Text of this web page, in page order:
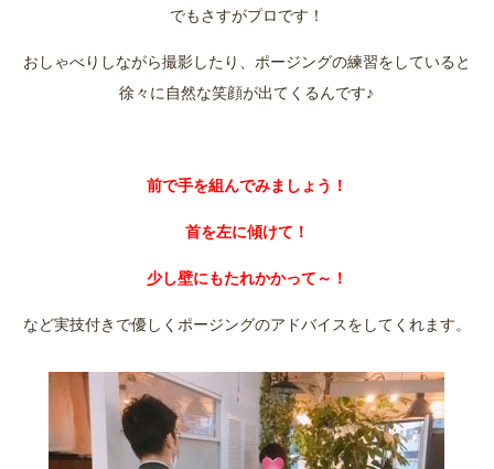
でもさすがプロです！
おしゃべりしながら撮影したり、ポージングの練習をしていると
徐々に自然な笑顔が出てくるんです♪
前で手を組んでみましょう！
首を左に傾けて！
少し壁にもたれかかって～！
など実技付きで優しくポージングのアドバイスをしてくれます。